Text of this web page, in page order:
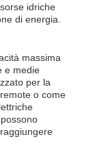
idriche
di energia.
massima
e medie
per la
o come